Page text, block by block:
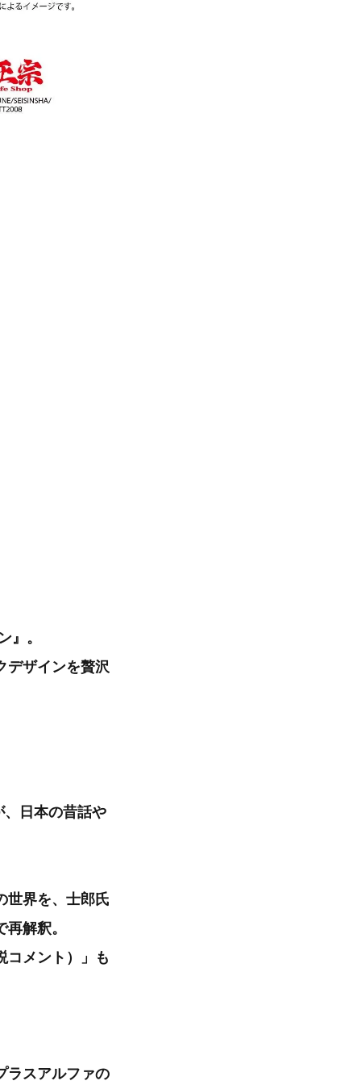
』。
デザインを贅沢
日本の昔話や
世界を、士郎氏
解釈。
コメント）」も
ラスアルファの